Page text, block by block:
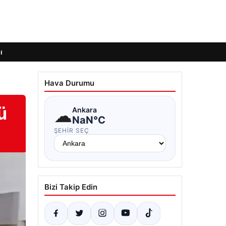
Hava Durumu
☁Ankara
NaN°C
ŞEHIR SEÇ
Bizi Takip Edin